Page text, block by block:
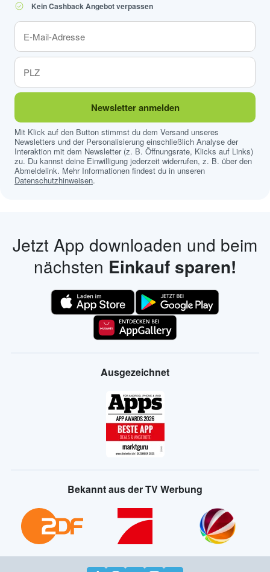
Kein Cashback Angebot verpassen
Newsletter anmelden
Mit Klick auf den Button stimmst du dem Versand unseres
Newsletters und der Personalisierung einschließlich Analyse der
Interaktion mit dem Newsletter (z. B. Öffnungsrate, Klicks auf Links)
zu. Du kannst deine Einwilligung jederzeit widerrufen, z. B. über den
Abmeldelink. Mehr Informationen findest du in unseren
Datenschutzhinweisen.
Jetzt App downloaden und beim
nächsten Einkauf sparen!
Ausgezeichnet
Bekannt aus der TV Werbung